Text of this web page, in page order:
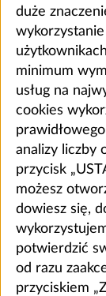
duże
minimum
usług na
cookies
analizy liczby
przycisk
możesz
dowiesz się,
potwierdzić
od razu
przyciskiem